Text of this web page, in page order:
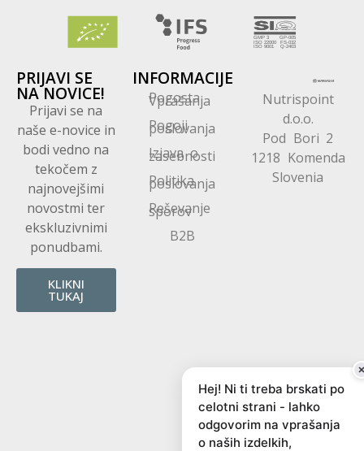
PRIJAVI SE
NA NOVICE!
Prijavi se na
naše e-novice in
bodi vedno na
tekočem z
najnovejšimi
novostmi ter
ekskluzivnimi
ponudbami.
KLIKNI
TUKAJ
INFORMACIJE
Pogosta
Vprašanja
Pogoji
poslovanja
Izjava o
zasebnosti
Politika
poslovanja
Reševanje
sporov
B2B
Nutrispoint
d.o.o.
Pod Bori 2
1218 Komenda
Slovenia
Hej! Ni ti treba brskati po
celotni strani - lahko
odgovorim na vprašanja
o naših izdelkih,